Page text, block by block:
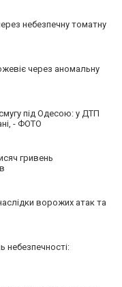
небезпечну томатну
через аномальну
під Одесою: у ДТП
- ФОТО
гривень
ворожих атак та
небезпечності: